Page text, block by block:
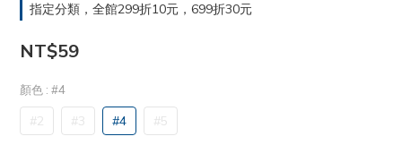
指定分類，全館299折10元，699折30元
NT$59
顏色 : #4
#2 #3 #4 #5